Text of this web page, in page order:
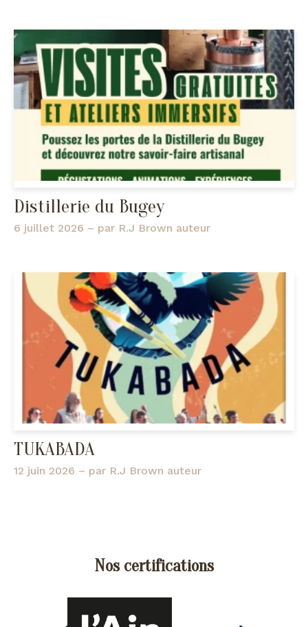
Distillerie du Bugey
6 juillet 2026 – par R.J Brown auteur
TUKABADA
12 juin 2026 – par R.J Brown auteur
Nos certifications